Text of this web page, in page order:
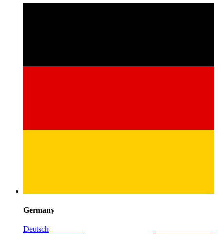
Germany
Deutsch